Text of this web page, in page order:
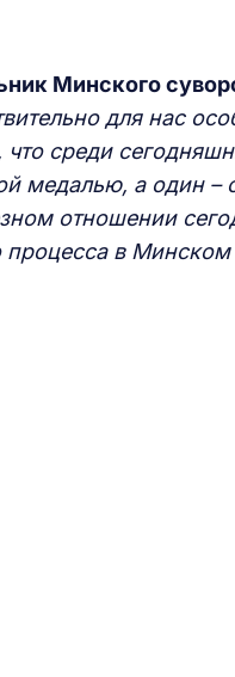
Минского
для нас
что среди
медалью, а один –
отношении
процесса в